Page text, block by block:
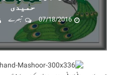
حمیدی
07/18/2016
تبصرے